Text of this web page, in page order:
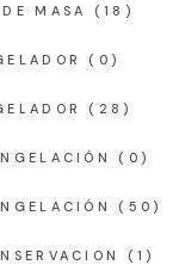
MASA (18)
(0)
(28)
(0)
(50)
(1)